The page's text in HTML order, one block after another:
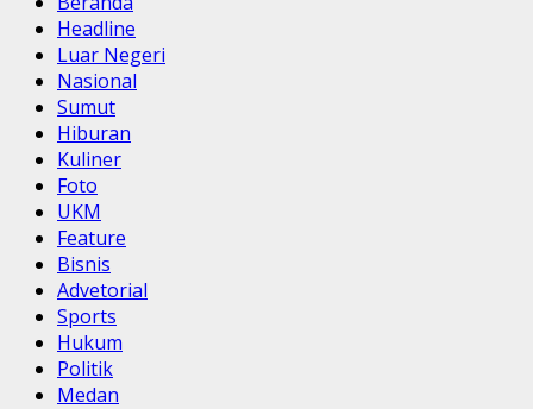
Headline
Luar Negeri
Nasional
Sumut
Hiburan
Kuliner
Foto
UKM
Feature
Bisnis
Advetorial
Sports
Hukum
Politik
Medan